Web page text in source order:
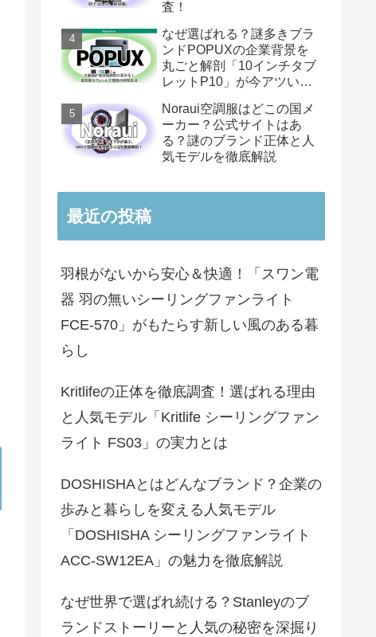
査！
なぜ選ばれる？謎多きブラ
ンドPOPUXの企業背景を
丸ごと解剖「10インチタブ
レットP10」が今アツい理
Noraui空調服はどこの国メ
ーカー？公式サイトはあ
る？謎のブランド正体と人
気モデルを徹底解説
最近の投稿
羽根がないから安心＆快適！「スワン電
器 羽の無いシーリングファンライト
FCE-570」がもたらす新しい風のある暮
らし
Kritlifeの正体を徹底調査！選ばれる理由
と人気モデル「Kritlife シーリングファン
ライト FS03」の実力とは
DOSHISHAとはどんなブランド？企業の
歩みと暮らしを変える人気モデル
「DOSHISHA シーリングファンライト
ACC-SW12EA」の魅力を徹底解説
なぜ世界で選ばれ続ける？Stanleyのブ
ランドストーリーと人気の秘密を深掘り